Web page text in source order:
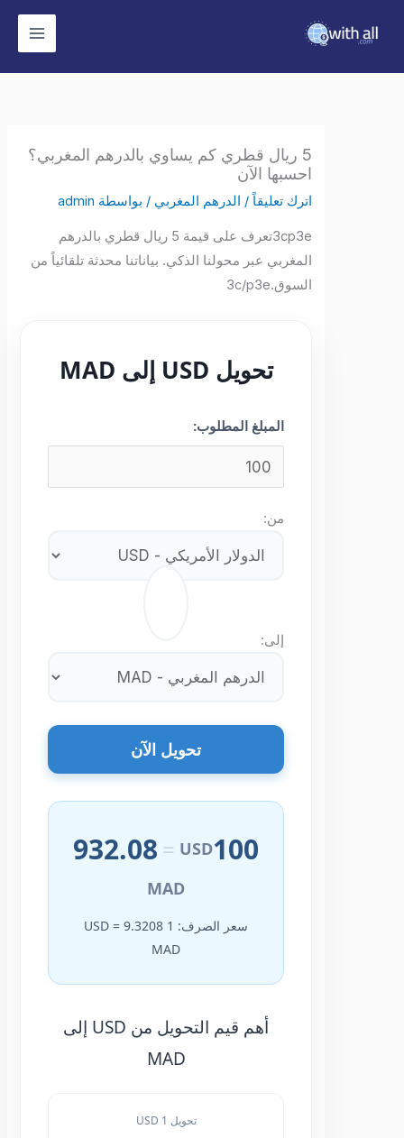
5 ريال قطري كم يساوي بالدرهم المغربي؟
احسبها الآن
اترك تعليقاً /الدرهم المغربي/ بواسطة admin
3cp3eتعرف على قيمة 5 ريال قطري بالدرهم
المغربي عبر محولنا الذكي. بياناتنا محدثة تلقائياً من
السوق.3c/p3e
تحويل USD إلى MAD
المبلغ المطلوب:
تحويل الآن
100
USD
=
932.08
MAD
سعر الصرف: 1 USD = 9.3208
أهم قيم التحويل من USD إلى
MAD
تحويل 1 USD